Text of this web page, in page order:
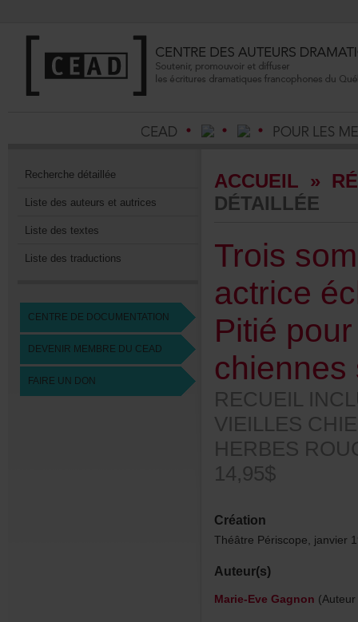
Recherchedétaillée
Listedesauteursetautrices
Listedestextes
Listedestraductions
CENTREDEDOCUMENTATION
DEVENIRMEMBREDUCEAD
FAIREUNDON
ACCUEIL »
DÉTAILLÉE
14,95$
Création
Auteur(s)
Marie-EveGagnon